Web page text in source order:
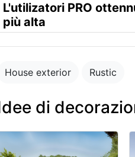
L'utilizatori PRO
più alta
House exterior Rustic
di